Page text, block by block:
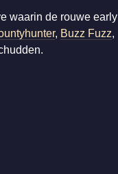
waarin de rouwe early
, Buzz Fuzz,